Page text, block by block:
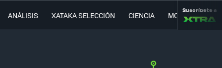
ANÁLISIS XATAKA SELECCIÓN CIENCIA MOVILIDAD
Suscríbete a